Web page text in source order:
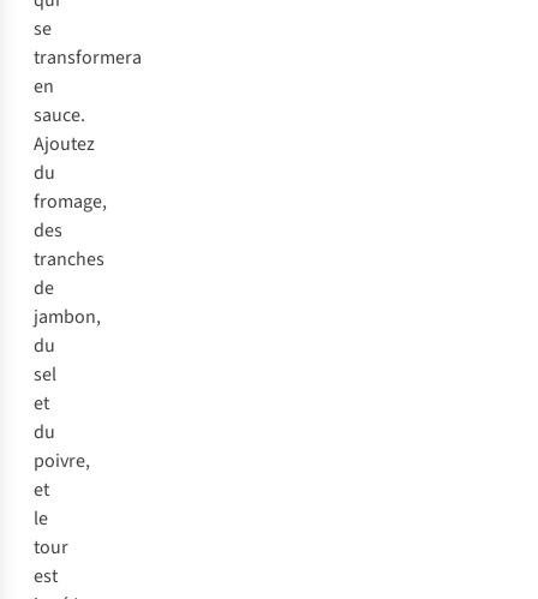
se
transformera
en
sauce.
Ajoutez
du
fromage,
des
tranches
de
jambon,
du
sel
et
du
poivre,
et
le
tour
est